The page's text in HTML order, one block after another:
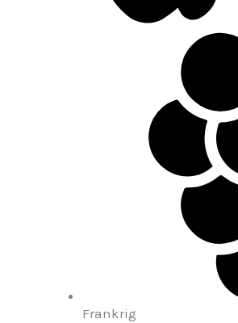
Frankrig